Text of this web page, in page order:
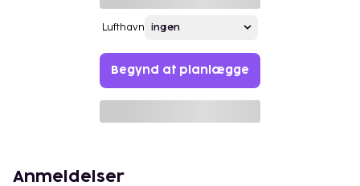
Lufthavn
Begynd at planlægge
Anmeldelser